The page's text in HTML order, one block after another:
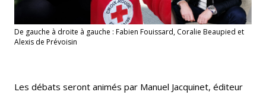
De gauche à droite à gauche : Fabien Fouissard, Coralie Beaupied et
Alexis de Prévoisin
Les débats seront animés par Manuel Jacquinet, éditeur